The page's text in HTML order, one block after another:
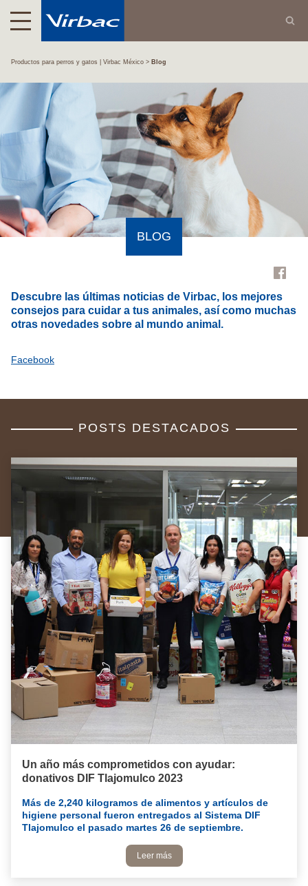
Productos para perros y gatos | Virbac México Blog
BLOG
Descubre las últimas noticias de Virbac, los mejores
consejos para cuidar a tus animales, así como muchas
otras novedades sobre al mundo animal .
Facebook
POSTS DESTACADOS
Leer más
Un año más comprometidos con ayudar:
donativos DIF Tlajomulco 2023
Más de 2,240 kilogramos de alimentos y artículos de
higiene personal fueron entregados al Sistema DIF
Tlajomulco el pasado martes 26 de septiembre.